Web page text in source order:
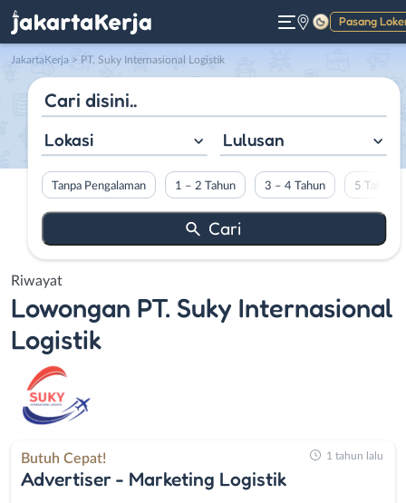
Pasang
Gelap
JakartaKerja > PT. Suky Internasional Logistik
Lokasi Lulusan
Tanpa Pengalaman 1 – 2 Tahun 3 – 4 Tahun 5 Tahun
Riwayat
Lowongan PT. Suky Internasional
Logistik
Butuh Cepat!
Advertiser - Marketing Logistik
1 tahun lalu